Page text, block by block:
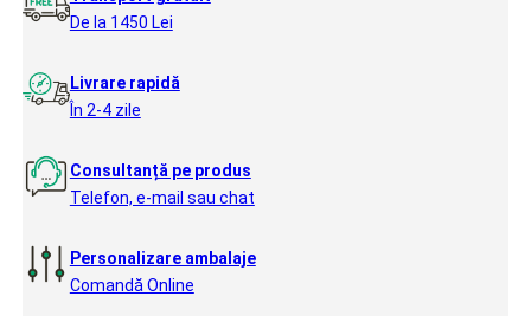
De la 1450 Lei
Livrare rapidă
În 2-4 zile
Consultanță pe produs
Telefon, e-mail sau chat
Personalizare ambalaje
Comandă Online